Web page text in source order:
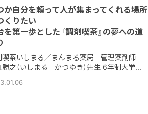
職種
#地域密着 #新しい薬剤師 #経営
か自分を頼って人が集まってくれる場所
くりたい
を第一歩とした『調剤喫茶』の夢への道
喫茶いしまる／まんまる薬局 管理薬剤師
勝之（いしまる かつゆき）先生 6年制大学...